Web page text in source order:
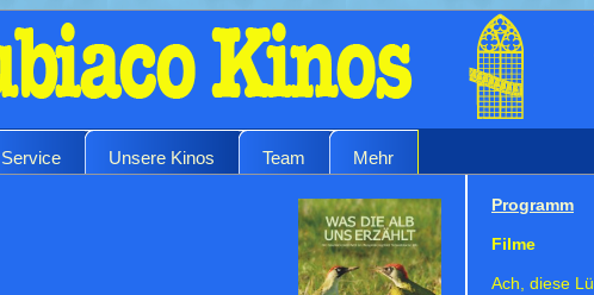
Service Unsere Kinos Team Mehr
Programm
Filme
Ach, diese